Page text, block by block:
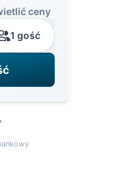
ceny
1 gość